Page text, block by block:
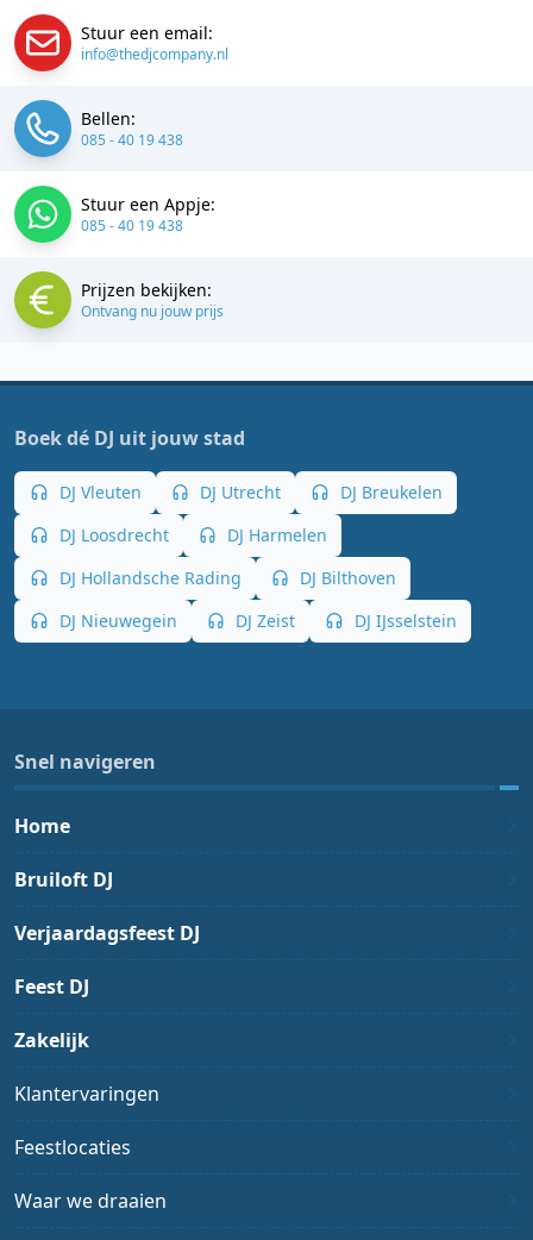
Stuur een email:
info@thedjcompany.nl
Bellen:
085 - 40 19 438
Stuur een Appje:
085 - 40 19 438
Prijzen bekijken:
Ontvang nu jouw prijs
Boek dé DJ uit jouw stad
DJ Vleuten DJ Utrecht
DJ Breukelen
DJ Loosdrecht
DJ Harmelen
DJ Hollandsche Rading
DJ Bilthoven
DJ Nieuwegein
DJ Zeist DJ IJsselstein
Snel navigeren
Home
Bruiloft DJ
Verjaardagsfeest DJ
Feest DJ
Zakelijk
Klantervaringen
Feestlocaties
Waar we draaien